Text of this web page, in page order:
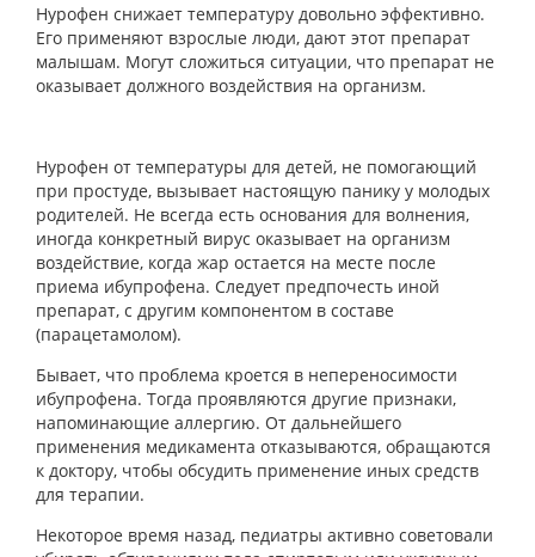
Нурофен снижает температуру довольно эффективно.
Его применяют взрослые люди, дают этот препарат
малышам. Могут сложиться ситуации, что препарат не
оказывает должного воздействия на организм.
Нурофен от температуры для детей, не помогающий
при простуде, вызывает настоящую панику у молодых
родителей. Не всегда есть основания для волнения,
иногда конкретный вирус оказывает на организм
воздействие, когда жар остается на месте после
приема ибупрофена. Следует предпочесть иной
препарат, с другим компонентом в составе
(парацетамолом).
Бывает, что проблема кроется в непереносимости
ибупрофена. Тогда проявляются другие признаки,
напоминающие аллергию. От дальнейшего
применения медикамента отказываются, обращаются
к доктору, чтобы обсудить применение иных средств
для терапии.
Некоторое время назад, педиатры активно советовали